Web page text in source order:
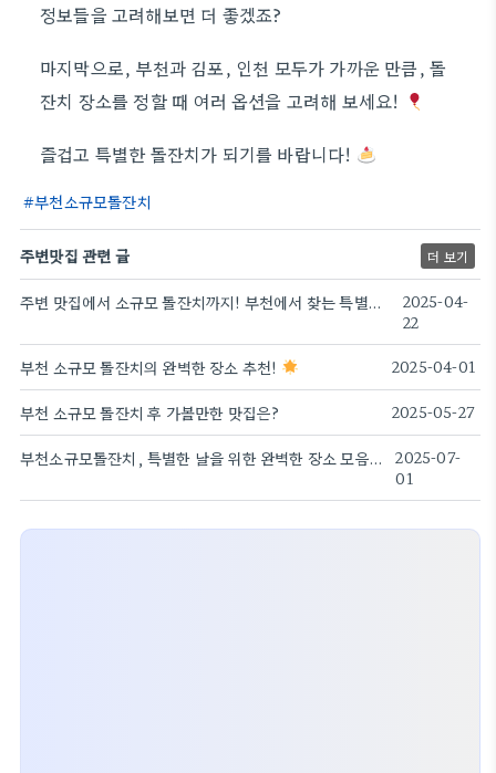
정보들을 고려해보면 더 좋겠죠?
마지막으로, 부천과 김포, 인천 모두가 가까운 만큼, 돌
잔치 장소를 정할 때 여러 옵션을 고려해 보세요!
즐겁고 특별한 돌잔치가 되기를 바랍니다!
부천소규모돌잔치
주변맛집 관련 글 더 보기
주변 맛집에서 소규모 돌잔치까지! 부천에서 찾는 특별한 장소는?
2025-04-
22
부천 소규모 돌잔치의 완벽한 장소 추천! 2025-04-01
부천 소규모 돌잔치 후 가볼만한 맛집은? 2025-05-27
부천소규모돌잔치, 특별한 날을 위한 완벽한 장소 모음!
2025-07-
01